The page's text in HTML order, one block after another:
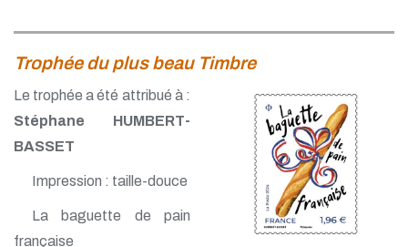
Trophée du plus beau Timbre
Le trophée a été attribué à :
Stéphane HUMBERT-
BASSET
Impression : taille-douce
La baguette de pain
française